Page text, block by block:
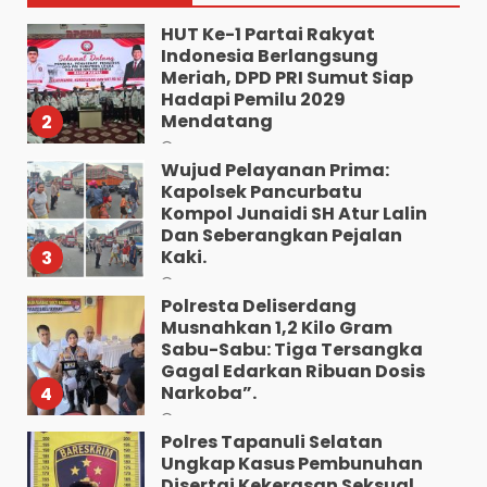
Agustus 9, 2026
2
HUT Ke-1 Partai Rakyat
Indonesia Berlangsung
Meriah, DPD PRI Sumut Siap
Hadapi Pemilu 2029
Mendatang
3
Wujud Pelayanan Prima:
Kapolsek Pancurbatu
Kompol Junaidi SH Atur Lalin
Dan Seberangkan Pejalan
Kaki.
4
Polresta Deliserdang
Musnahkan 1,2 Kilo Gram
Sabu-Sabu: Tiga Tersangka
Gagal Edarkan Ribuan Dosis
Narkoba”.
Polres Tapanuli Selatan
Ungkap Kasus Pembunuhan